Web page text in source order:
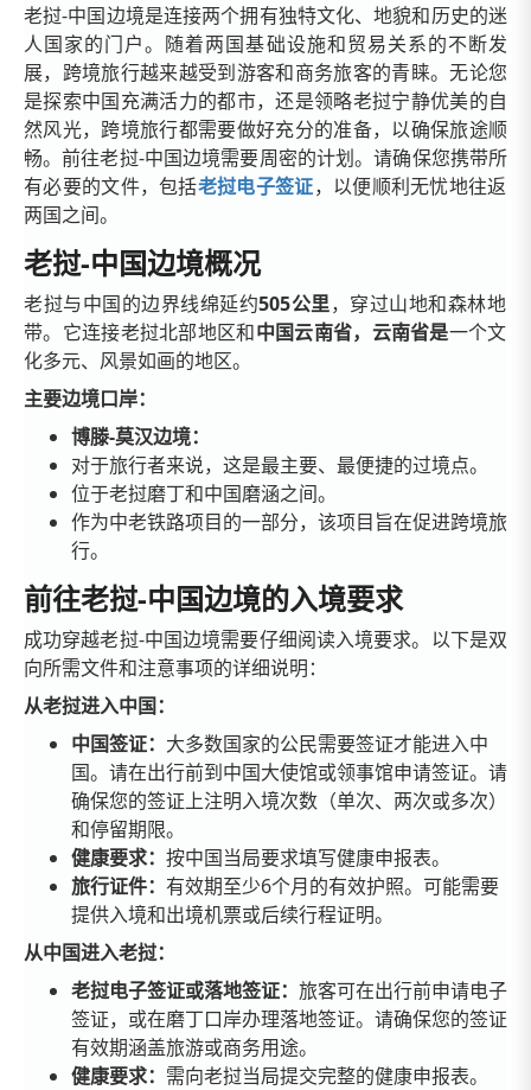
老挝-中国边境是连接两个拥有独特文化、地貌和历史的迷
人国家的门户。随着两国基础设施和贸易关系的不断发
展，跨境旅行越来越受到游客和商务旅客的青睐。无论您
是探索中国充满活力的都市，还是领略老挝宁静优美的自
然风光，跨境旅行都需要做好充分的准备，以确保旅途顺
畅。前往老挝-中国边境需要周密的计划。请确保您携带所
有必要的文件，包括老挝电子签证，以便顺利无忧地往返
两国之间。
老挝-中国边境概况
老挝与中国的边界线绵延约505公里，穿过山地和森林地
带。它连接老挝北部地区和中国云南省，云南省是一个文
化多元、风景如画的地区。
主要边境口岸：
博滕-莫汉边境：
对于旅行者来说，这是最主要、最便捷的过境点。
位于老挝磨丁和中国磨涵之间。
作为中老铁路项目的一部分，该项目旨在促进跨境旅
行。
前往老挝-中国边境的入境要求
成功穿越老挝-中国边境需要仔细阅读入境要求。以下是双
向所需文件和注意事项的详细说明：
从老挝进入中国：
中国签证： 大多数国家的公民需要签证才能进入中
国。请在出行前到中国大使馆或领事馆申请签证。请
确保您的签证上注明入境次数（单次、两次或多次）
和停留期限。
健康要求： 按中国当局要求填写健康申报表。
旅行证件： 有效期至少6个月的有效护照。可能需要
提供入境和出境机票或后续行程证明。
从中国进入老挝：
老挝电子签证或落地签证： 旅客可在出行前申请电子
签证，或在磨丁口岸办理落地签证。请确保您的签证
有效期涵盖旅游或商务用途。
健康要求： 需向老挝当局提交完整的健康申报表。